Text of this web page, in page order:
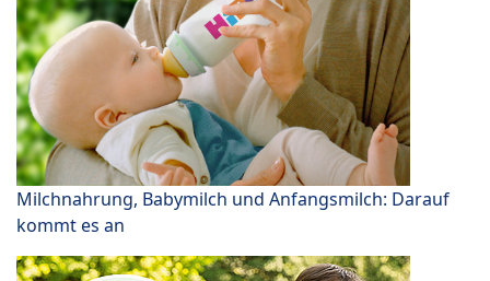
Milchnahrung, Babymilch und Anfangsmilch: Darauf
kommt es an